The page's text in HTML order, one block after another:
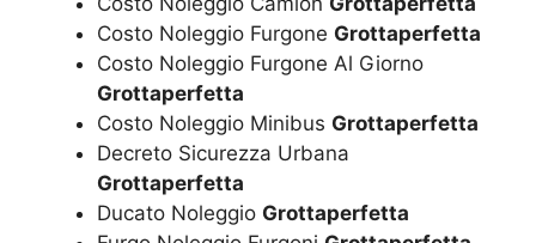
Costo Noleggio Furgone Grottaperfetta
Costo Noleggio Furgone Al Giorno
Grottaperfetta
Costo Noleggio Minibus Grottaperfetta
Decreto Sicurezza Urbana
Grottaperfetta
Ducato Noleggio Grottaperfetta